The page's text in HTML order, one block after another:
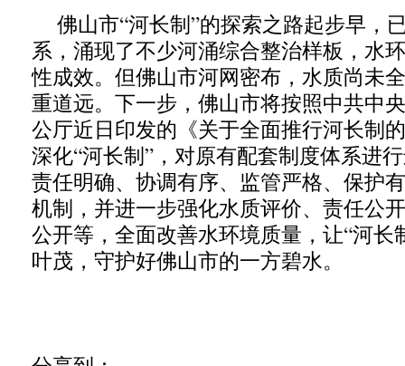
佛山市“河长制”的探索之路起步早，
系，涌现了不少河涌综合整治样板，水
性成效。但佛山市河网密布，水质尚未
重道远。下一步，佛山市将按照中共中
公厅近日印发的《关于全面推行河长制
深化“河长制”，对原有配套制度体系进
责任明确、协调有序、监管严格、保护
机制，并进一步强化水质评价、责任公
公开等，全面改善水环境质量，让“河长
叶茂，守护好佛山市的一方碧水。